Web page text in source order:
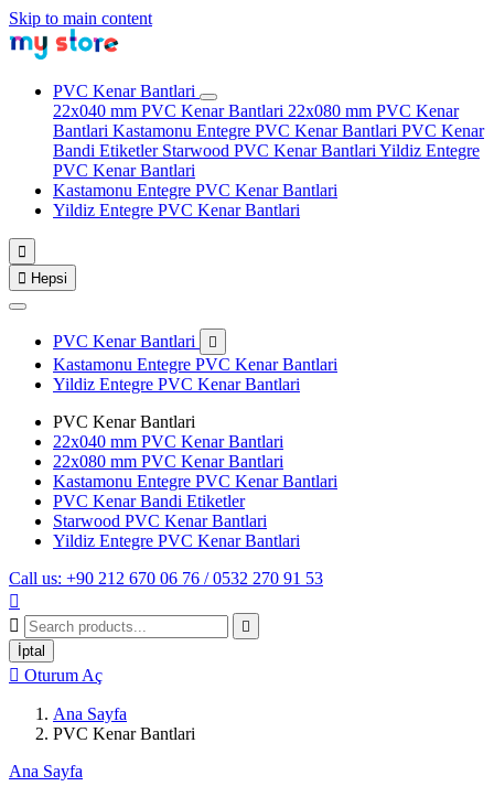
Skip to main content
PVC Kenar Bantlari
22x040 mm PVC Kenar Bantlari 22x080 mm PVC Kenar
Bantlari Kastamonu Entegre PVC Kenar Bantlari PVC Kenar
Bandi Etiketler Starwood PVC Kenar Bantlari Yildiz Entegre
PVC Kenar Bantlari
Kastamonu Entegre PVC Kenar Bantlari
Yildiz Entegre PVC Kenar Bantlari

 Hepsi
PVC Kenar Bantlari 
Kastamonu Entegre PVC Kenar Bantlari
Yildiz Entegre PVC Kenar Bantlari
PVC Kenar Bantlari
22x040 mm PVC Kenar Bantlari
22x080 mm PVC Kenar Bantlari
Kastamonu Entegre PVC Kenar Bantlari
PVC Kenar Bandi Etiketler
Starwood PVC Kenar Bantlari
Yildiz Entegre PVC Kenar Bantlari
Call us: +90 212 670 06 76 / 0532 270 91 53



İptal
 Oturum Aç
Ana Sayfa
PVC Kenar Bantlari
Ana Sayfa